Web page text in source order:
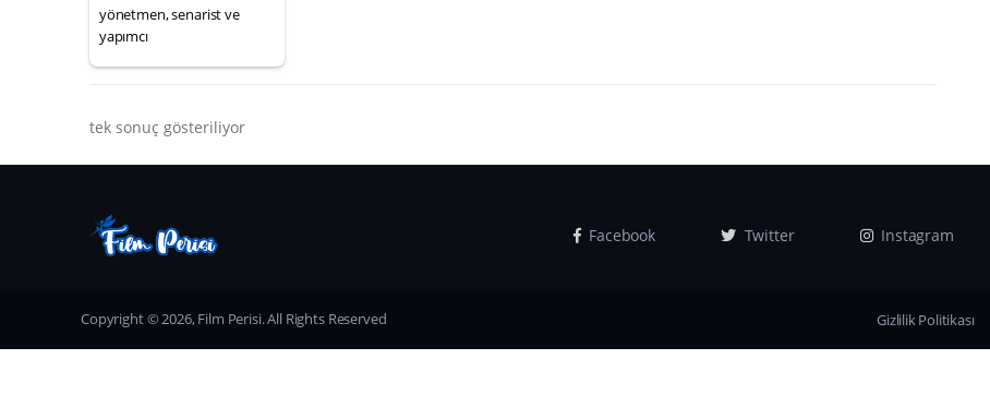
yönetmen, senarist ve
yapımcı
tek sonuç gösteriliyor
Facebook Twitter Instagram
Copyright © 2026, Film Perisi. All Rights Reserved Gizlilik Politikası